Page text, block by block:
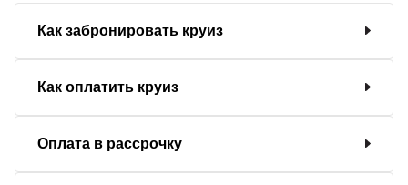
Как забронировать круиз
Как оплатить круиз
Оплата в рассрочку